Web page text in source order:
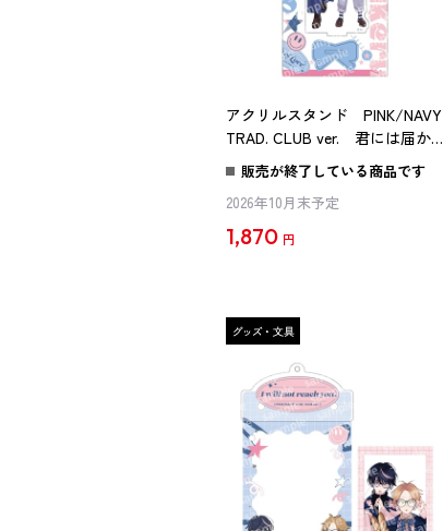
アクリルスタンド PINK/NAVY
TRAD. CLUB ver. 君には届かな
い。
販売が終了している商品です
2026年10月末予定
1,870 円